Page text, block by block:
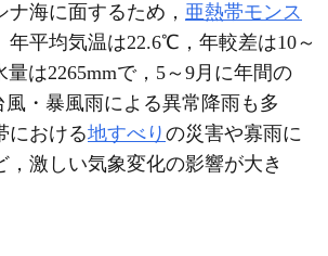
海に面するため， 亜熱帯モンス
年平均気温は22.6℃，年較差は10～
は2265mmで，5～9月に年間の
風・暴風雨による異常降雨も多
における地すべり の災害や寡雨に
，激しい気象変化の影響が大き